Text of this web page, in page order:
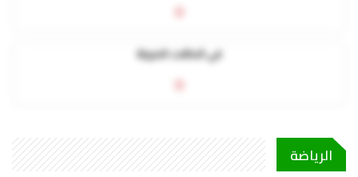
في الحالات الحرجة
الرياضة